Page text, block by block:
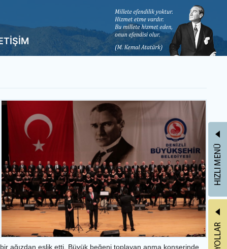
ağızdan eşlik etti. Büyük beğeni toplayan anma konserinde